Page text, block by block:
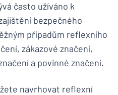
často užíváno k
bezpečného
případům reflexního
zákazové značení,
a povinné značení.
navrhovat reflexní